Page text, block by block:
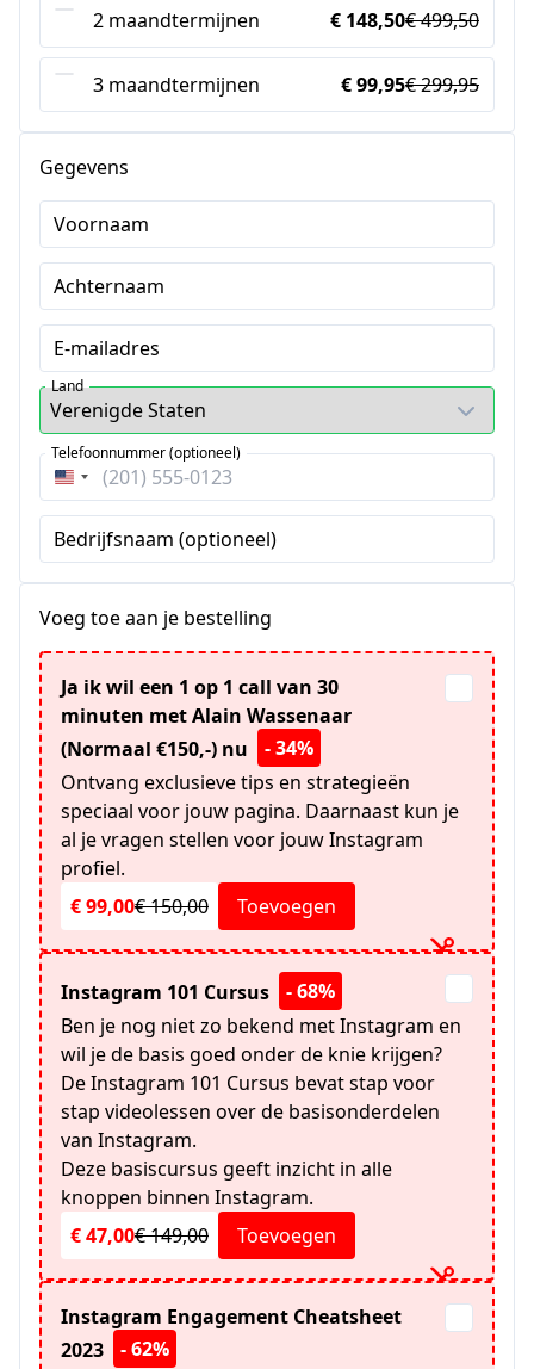
2 maandtermijnen € 148,50€ 499,50
3 maandtermijnen € 99,95€ 299,95
Gegevens
Voornaam
Achternaam
E-mailadres
Land
Verenigde
Staten
+1
Telefoonnummer (optioneel)
Bedrijfsnaam (optioneel)
Voeg toe aan je bestelling
Ja ik wil een 1 op 1 call van 30
minuten met Alain Wassenaar
(Normaal €150,-) nu
- 34%
Ontvang exclusieve tips en strategieën
speciaal voor jouw pagina. Daarnaast kun je
al je vragen stellen voor jouw Instagram
profiel.
€ 99,00€ 150,00 Toevoegen
Instagram 101 Cursus
- 68%
Ben je nog niet zo bekend met Instagram en
wil je de basis goed onder de knie krijgen?
De Instagram 101 Cursus bevat stap voor
stap videolessen over de basisonderdelen
van Instagram.
Deze basiscursus geeft inzicht in alle
knoppen binnen Instagram.
€ 47,00€ 149,00 Toevoegen
Instagram Engagement Cheatsheet
2023
- 62%